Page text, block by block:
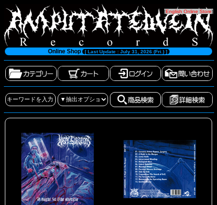
[English Online Store]
Online Shop [ Last Update : July 31, 2026 (Fri.) ]